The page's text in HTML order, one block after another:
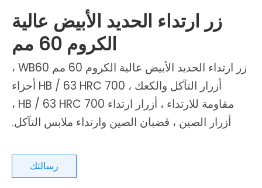
زر ارتداء الحديد الأبيض عالية
الكروم 60 مم
زر ارتداء الحديد الأبيض عالية الكروم 60 مم WB60 ،
أزرار التآكل والكعك ، 700 HB / 63 HRC أجزاء
مقاومة للارتداء ، أزرار ارتداء 700 HB / 63 HRC ،
أزرار الصين ، قضبان الصين وارتداء ملابس التآكل.
رسالتك